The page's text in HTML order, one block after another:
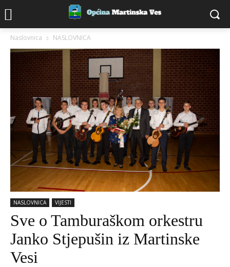
Naslovnica NASLOVNICA
NASLOVNICA VIJESTI
Sve o Tamburaškom orkestru
Janko Stjepušin iz Martinske
Vesi